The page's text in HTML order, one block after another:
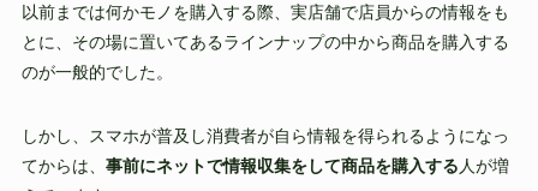
以前までは何かモノを購入する際、実店舗で店員からの情報をも
とに、その場に置いてあるラインナップの中から商品を購入する
のが一般的でした。
しかし、スマホが普及し消費者が自ら情報を得られるようになっ
てからは、 事前にネットで情報収集をして商品を購入する人が増